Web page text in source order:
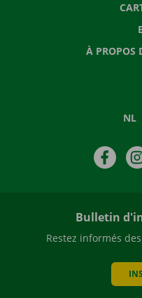
À PROPOS
NL
Bulletin
Restez informés